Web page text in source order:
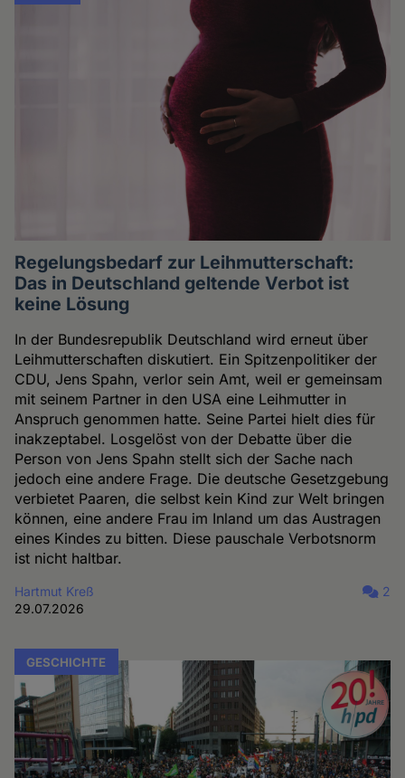
Regelungsbedarf zur Leihmutterschaft:
Das in Deutschland geltende Verbot ist
keine Lösung
In der Bundesrepublik Deutschland wird erneut über
Leihmutterschaften diskutiert. Ein Spitzenpolitiker der
CDU, Jens Spahn, verlor sein Amt, weil er gemeinsam
mit seinem Partner in den USA eine Leihmutter in
Anspruch genommen hatte. Seine Partei hielt dies für
inakzeptabel. Losgelöst von der Debatte über die
Person von Jens Spahn stellt sich der Sache nach
jedoch eine andere Frage. Die deutsche Gesetzgebung
verbietet Paaren, die selbst kein Kind zur Welt bringen
können, eine andere Frau im Inland um das Austragen
eines Kindes zu bitten. Diese pauschale Verbotsnorm
ist nicht haltbar.
Hartmut Kreß
29.07.2026
2
GESCHICHTE